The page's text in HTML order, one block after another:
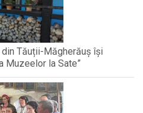
din Tăuții-Măgherăuș își
Muzeelor la Sate”